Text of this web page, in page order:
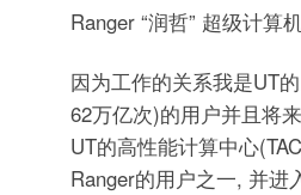
Ranger “润哲” 超级计算
因为工作的关系我是UT
62万亿次)的用户并且将
UT的高性能计算中心
Ranger的用户之一, 并进